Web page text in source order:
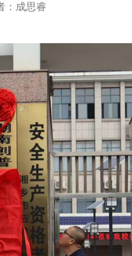
者：成思睿